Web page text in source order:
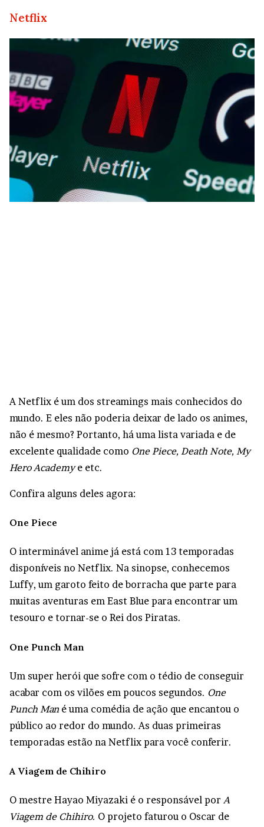
Netflix
A Netflix é um dos streamings mais conhecidos do
mundo. E eles não poderia deixar de lado os animes,
não é mesmo? Portanto, há uma lista variada e de
excelente qualidade como One Piece, Death Note, My
Hero Academye etc.
Confira alguns deles agora:
One Piece
O interminável anime já está com 13 temporadas
disponíveis no Netflix. Na sinopse, conhecemos
Luffy, um garoto feito de borracha que parte para
muitas aventuras em East Blue para encontrar um
tesouro e tornar-se o Rei dos Piratas.
One Punch Man
Um super herói que sofre com o tédio de conseguir
acabar com os vilões em poucos segundos. One
Punch Man é uma comédia de ação que encantou o
público ao redor do mundo. As duas primeiras
temporadas estão na Netflix para você conferir.
A Viagem de Chihiro
O mestre Hayao Miyazaki é o responsável por A
Viagem de Chihiro. O projeto faturou o Oscar de